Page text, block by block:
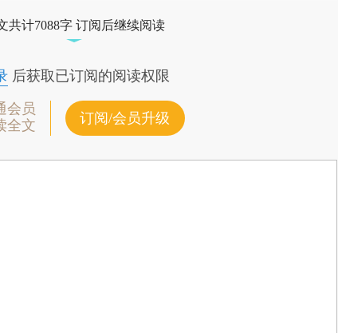
共计7088字 订阅后继续阅读
后获取已订阅的阅读权限
会员
全文
订阅/会员升级